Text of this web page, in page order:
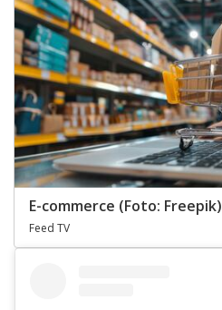
E-commerce (Foto: Freepik)
Feed TV